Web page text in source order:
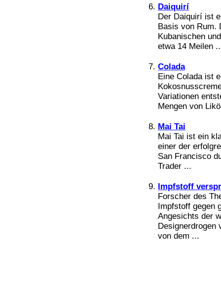
Daiquirí
Der Daiquirí ist
Basis von Rum.
Kubanischen
etwa 14 Meilen
Colada
Eine Colada ist
Variationen
Mengen von
Mai Tai
Mai Tai ist ein
einer der
San Francisco
Trader ...
Impfstoff
Forscher des
Impfstoff gegen
Angesichts der
Designerdrogen
von dem ...